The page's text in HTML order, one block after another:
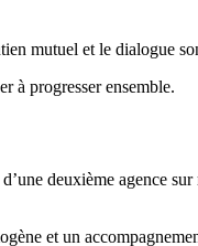
mutuel et le dialogue
à progresser ensemble.
deuxième agence
et un